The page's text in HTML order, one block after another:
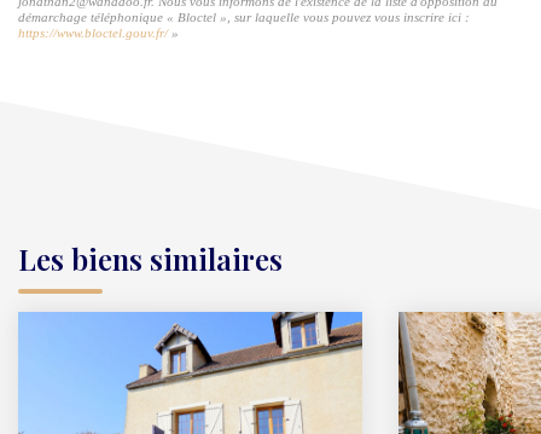
démarchage téléphonique « Bloctel », sur laquelle vous pouvez vous inscrire ici :
https://www.bloctel.gouv.fr/»
Les biens similaires